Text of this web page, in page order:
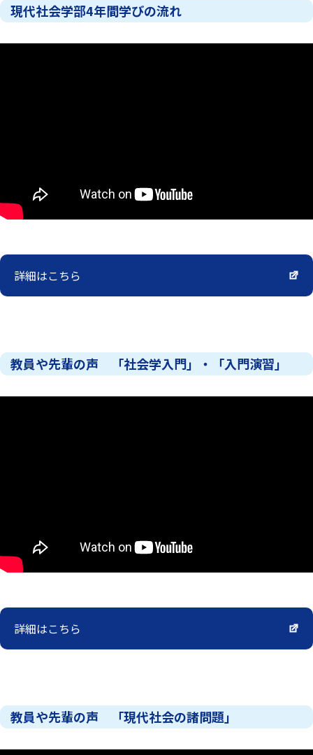
現代社会学部4年間学びの流れ
詳細はこちら
教員や先輩の声 「社会学入門」・「入門演習」
詳細はこちら
教員や先輩の声 「現代社会の諸問題」